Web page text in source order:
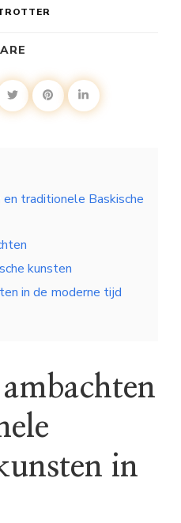
traditionele Baskische
kunsten
in de moderne tijd
in